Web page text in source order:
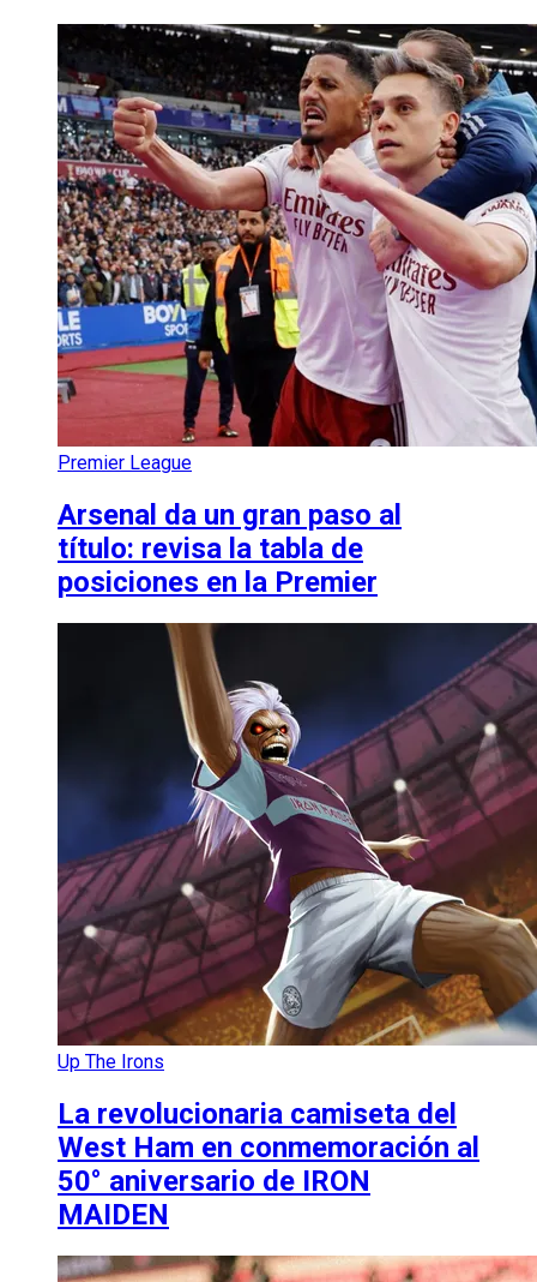
Premier League
Arsenal da un gran paso al
título: revisa la tabla de
posiciones en la Premier
Up The Irons
La revolucionaria camiseta del
West Ham en conmemoración al
50° aniversario de IRON
MAIDEN